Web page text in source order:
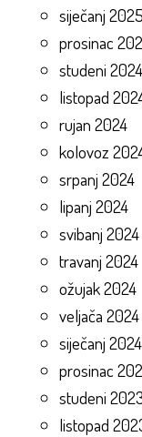
siječanj 2025
prosinac
studeni 2024
listopad
rujan 2024
kolovoz
srpanj 2024
lipanj 2024
svibanj 2024
travanj 2024
ožujak 2024
veljača 2024
siječanj 2024
prosinac
studeni
listopad